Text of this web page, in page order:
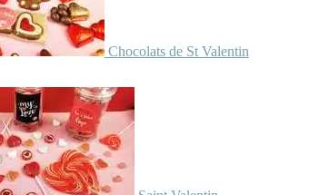
Chocolats de St Valentin